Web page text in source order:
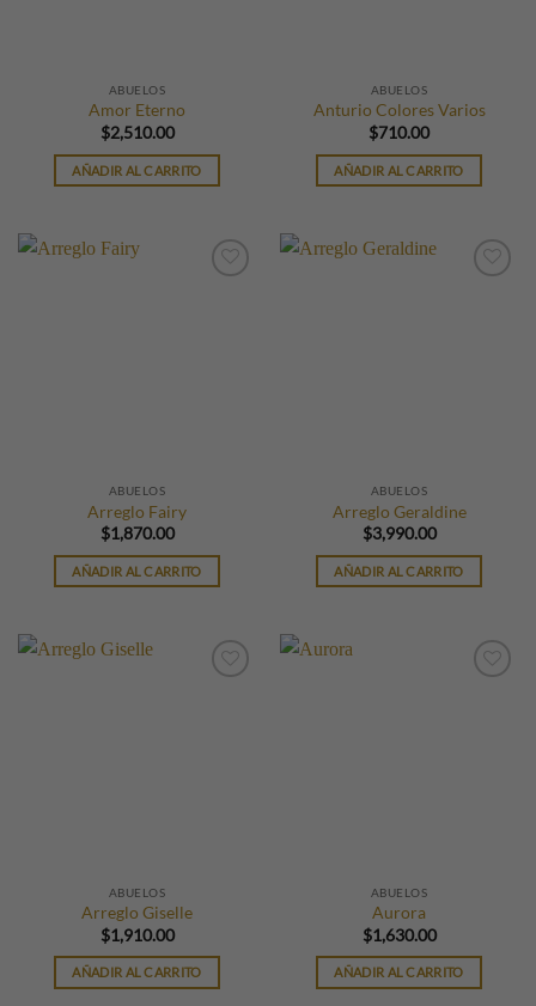
ABUELOS
Amor Eterno
$2,510.00
AÑADIR AL CARRITO
ABUELOS
Anturio Colores Varios
$710.00
AÑADIR AL CARRITO
ABUELOS
Arreglo Fairy
$1,870.00
AÑADIR AL CARRITO
ABUELOS
Arreglo Geraldine
$3,990.00
AÑADIR AL CARRITO
ABUELOS
Arreglo Giselle
$1,910.00
AÑADIR AL CARRITO
ABUELOS
Aurora
$1,630.00
AÑADIR AL CARRITO